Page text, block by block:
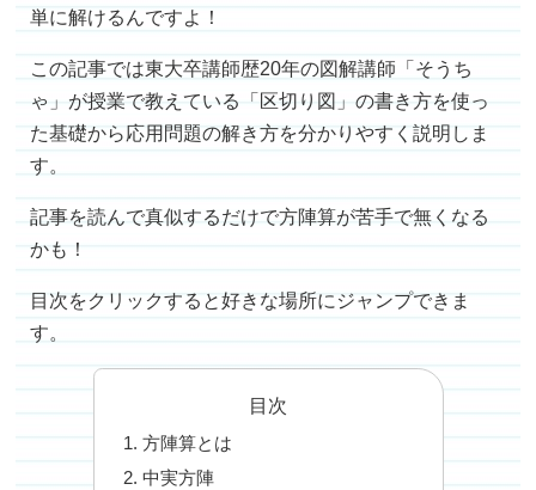
単に解けるんですよ！
この記事では東大卒講師歴20年の図解講師「そうち
ゃ」が授業で教えている「区切り図」の書き方を使っ
た基礎から応用問題の解き方を分かりやすく説明しま
す。
記事を読んで真似するだけで方陣算が苦手で無くなる
かも！
目次をクリックすると好きな場所にジャンプできま
す。
目次
方陣算とは
中実方陣